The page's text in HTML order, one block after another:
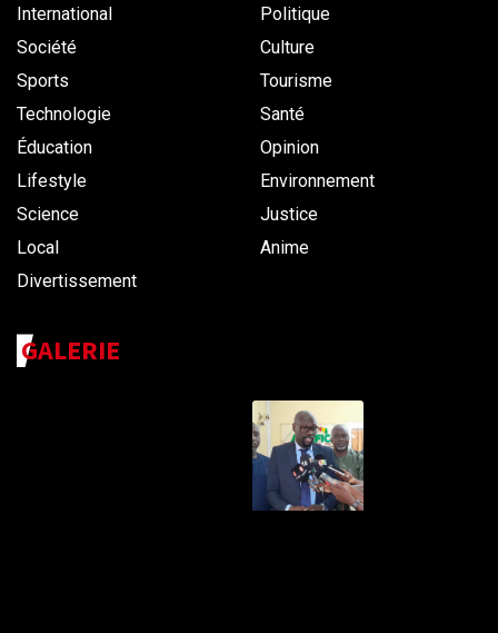
International
Politique
Société
Culture
Sports
Tourisme
Technologie
Santé
Éducation
Opinion
Lifestyle
Environnement
Science
Justice
Local
Anime
Divertissement
GALERIE